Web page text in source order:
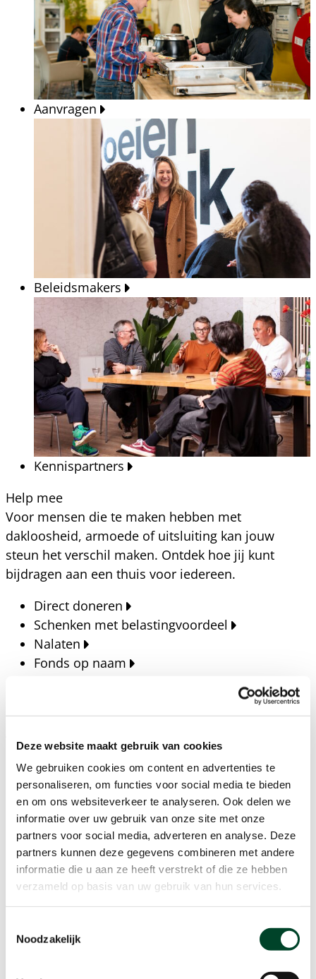
Deze website maakt gebruik van cookies
We gebruiken cookies om content en advertenties te
personaliseren, om functies voor social media te bieden
en om ons websiteverkeer te analyseren. Ook delen we
informatie over uw gebruik van onze site met onze
partners voor social media, adverteren en analyse. Deze
partners kunnen deze gegevens combineren met andere
informatie die u aan ze heeft verstrekt of die ze hebben
verzameld op basis van uw gebruik van hun services.
Noodzakelijk
Aanvragen
Beleidsmakers
Kennispartners
Help mee
Voor mensen die te maken hebben met
dakloosheid, armoede of uitsluiting kan jouw
steun het verschil maken. Ontdek hoe jij kunt
bijdragen aan een thuis voor iedereen.
Direct doneren
Schenken met belastingvoordeel
Nalaten
Fonds op naam
Blijf op de hoogte van het laatste nieuws, verhalen,
publicaties en ontwikkelingen rondom Kansfonds
en onze missie.
Nieuwsberichten
Nieuws
Verhalen
Beeldbanken
Foto's bestaanszekerheid
Agenda